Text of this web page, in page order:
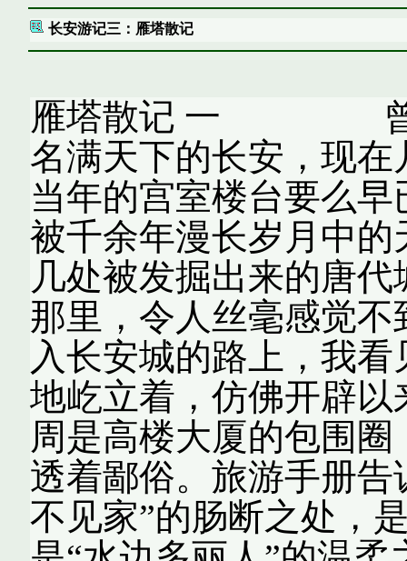
长安游记三：雁塔散记
雁塔散记 一 曾作
名满天下的长安，现
当年的宫室楼台要么
被千余年漫长岁月中
几处被发掘出来的唐
那里，令人丝毫感觉
入长安城的路上，我
地屹立着，仿佛开辟
周是高楼大厦的包围
透着鄙俗。旅游手册
不见家”的肠断之处，